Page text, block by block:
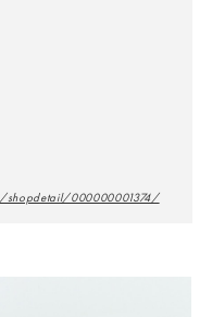
000000001374/